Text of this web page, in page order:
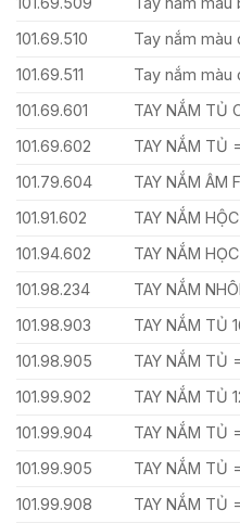
101.69.510
Tay nắm màu
101.69.511
Tay nắm màu
101.69.601
TAY NẮM TỦ
101.69.602
TAY NẮM TỦ
101.79.604
TAY NẮM ÂM
101.91.602
TAY NẮM
101.94.602
TAY NẮM
101.98.234
TAY NẮM
101.98.903
TAY NẮM TỦ
101.98.905
TAY NẮM TỦ
101.99.902
TAY NẮM TỦ
101.99.904
TAY NẮM TỦ
101.99.905
TAY NẮM TỦ
101.99.908
TAY NẮM TỦ